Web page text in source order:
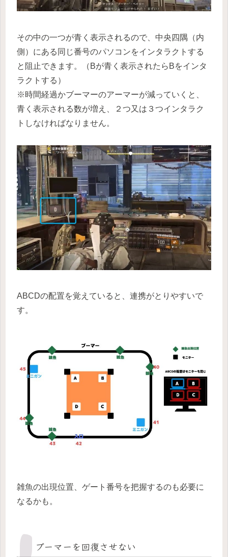
その中の一つが青く表示されるので、中央四隅（内
側）にある同じ番号のパソコンをインタラクトする
と阻止できます。（Bが青く表示されたらBをインタ
ラクトする）
※時間経過かブーマーのアーマーが減っていくと、
青く表示される数が増え、２つ又は３つインタラク
トしなければなりません。
ABCDの配置を覚えていると、連携がとりやすいで
す。
雑魚の出現位置、ゲート番号を把握するのも必要に
なるかも。
ブーマーを回復させない